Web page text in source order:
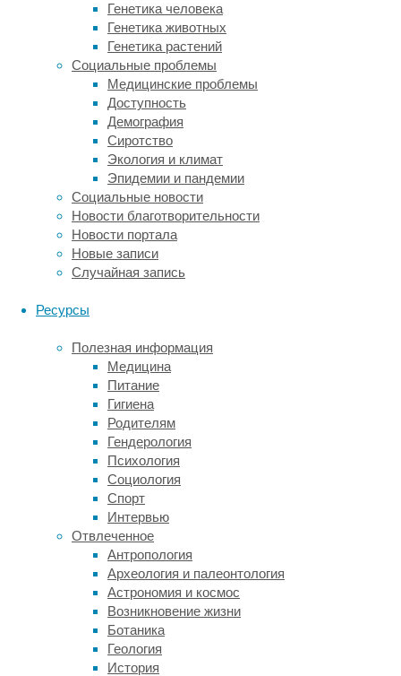
Генетика человека
Генетика животных
Генетика растений
Социальные проблемы
Медицинские проблемы
Доступность
Демография
Сиротство
Экология и климат
Эпидемии и пандемии
Социальные новости
Новости благотворительности
Новости портала
Новые записи
Случайная запись
Ресурсы
Полезная информация
Медицина
Питание
Гигиена
Родителям
Гендерология
Психология
Социология
Спорт
Интервью
Отвлеченное
Антропология
Археология и палеонтология
Астрономия и космос
Возникновение жизни
Ботаника
Геология
История
здоровые
ткани
(инвазии)
и
формируют
вокруг
опухоли
микроокружение
из
кровеносных
сосудов.
Клетки
глиобластомы
были
четко
на
группы
считалось,
что
клетка,
относящаяся
одной
из
этих
групп
не
может
совершить
переход
из
группы